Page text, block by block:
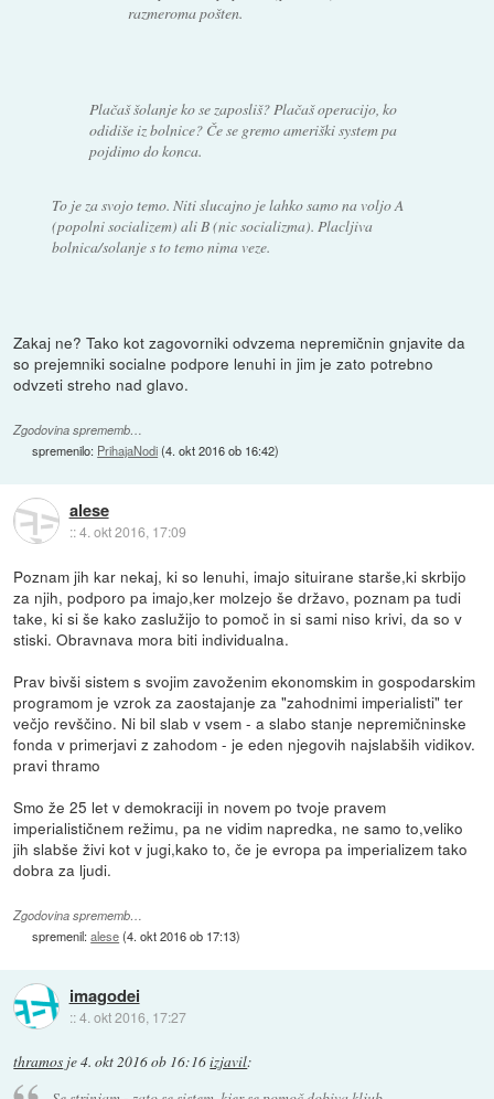
razmeroma pošten.
Plačaš šolanje ko se zaposliš? Plačaš operacijo, ko
odidiše iz bolnice? Če se gremo ameriški system pa
pojdimo do konca.
To je za svojo temo. Niti slucajno je lahko samo na voljo A
(popolni socializem) ali B (nic socializma). Placljiva
bolnica/solanje s to temo nima veze.
Zakaj ne? Tako kot zagovorniki odvzema nepremičnin gnjavite da
so prejemniki socialne podpore lenuhi in jim je zato potrebno
odvzeti streho nad glavo.
Zgodovina sprememb…
spremenilo: PrihajaNodi(4. okt 2016 ob 16:42)
alese
::4. okt 2016, 17:09
Poznam jih kar nekaj, ki so lenuhi, imajo situirane starše,ki skrbijo
za njih, podporo pa imajo,ker molzejo še državo, poznam pa tudi
take, ki si še kako zaslužijo to pomoč in si sami niso krivi, da so v
stiski. Obravnava mora biti individualna.
Prav bivši sistem s svojim zavoženim ekonomskim in gospodarskim
programom je vzrok za zaostajanje za "zahodnimi imperialisti" ter
večjo revščino. Ni bil slab v vsem - a slabo stanje nepremičninske
fonda v primerjavi z zahodom - je eden njegovih najslabših vidikov.
pravi thramo
Smo že 25 let v demokraciji in novem po tvoje pravem
imperialističnem režimu, pa ne vidim napredka, ne samo to,veliko
jih slabše živi kot v jugi,kako to, če je evropa pa imperializem tako
dobra za ljudi.
Zgodovina sprememb…
spremenil:alese(4. okt 2016 ob 17:13)
imagodei
::4. okt 2016, 17:27
thramos je4. okt 2016 ob 16:16izjavil: